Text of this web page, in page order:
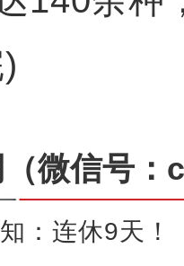
（微信号
：连休9天！